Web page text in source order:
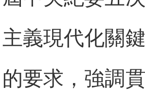
主義現代化關
的要求，強調